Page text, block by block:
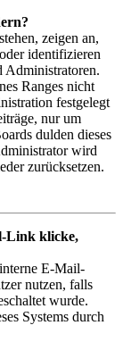
zeigen an,
identifizieren
Administratoren.
Ranges nicht
festgelegt
nur um
dulden dieses
wird
zurücksetzen.
Link klicke,
E-Mail-
nutzen, falls
wurde.
Systems durch